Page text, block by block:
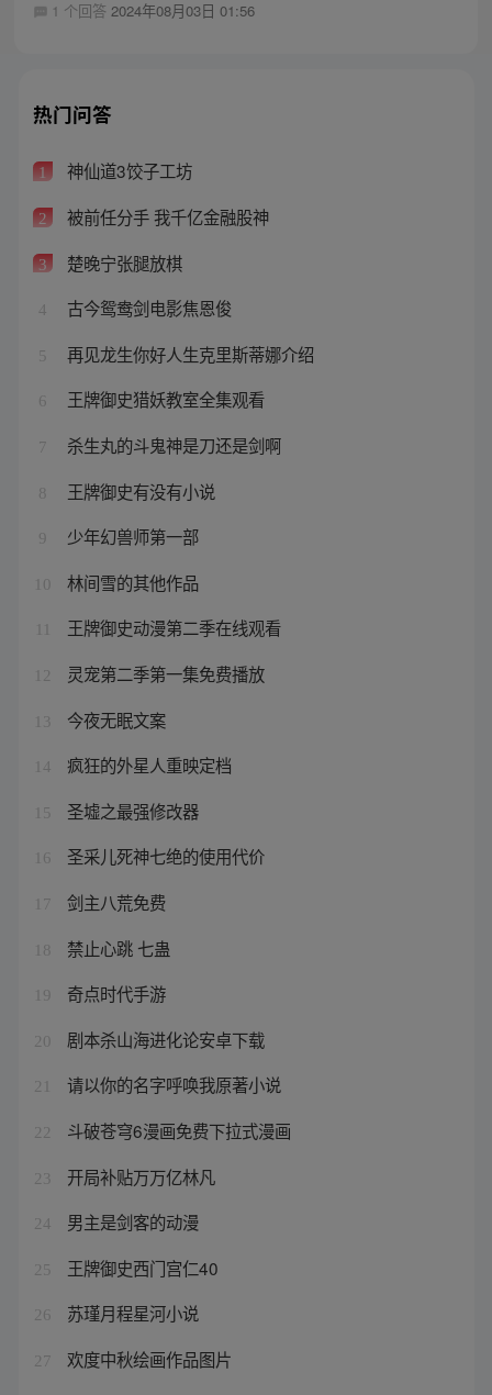
1 个回答 2024年08月03日 01:56
热门问答
1 神仙道3饺子工坊
2 被前任分手 我千亿金融股神
3 楚晚宁张腿放棋
4 古今鸳鸯剑电影焦恩俊
5 再见龙生你好人生克里斯蒂娜介绍
6 王牌御史猎妖教室全集观看
7 杀生丸的斗鬼神是刀还是剑啊
8 王牌御史有没有小说
9 少年幻兽师第一部
10 林间雪的其他作品
王牌御史动漫第二季在线观看
12 灵宠第二季第一集免费播放
13 今夜无眠文案
14 疯狂的外星人重映定档
15 圣墟之最强修改器
16 圣采儿死神七绝的使用代价
17 剑主八荒免费
18 禁止心跳 七蛊
19 奇点时代手游
20 剧本杀山海进化论安卓下载
21 请以你的名字呼唤我原著小说
22 斗破苍穹6漫画免费下拉式漫画
23 开局补贴万万亿林凡
24 男主是剑客的动漫
25 王牌御史西门宫仁40
26 苏瑾月程星河小说
27
欢度中秋绘画作品图片